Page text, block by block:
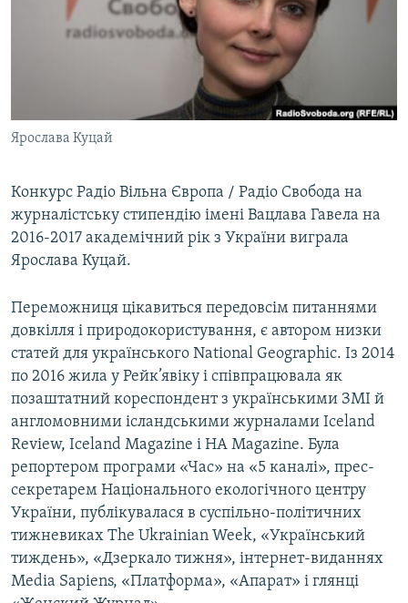
КРИМ РЕАЛІЇ
УКР
КТАТ
ДОЛУЧАЙСЯ!
Усі сайти RFE/RL
Ярослава Куцай
Конкурс Радіо Вільна Європа / Радіо Свобода на
журналістську стипендію імені Вацлава Гавела на
2016-2017 академічний рік з України виграла
Ярослава Куцай.
Переможниця цікавиться передовсім питаннями
довкілля і природокористування, є автором низки
статей для українського National Geographic. Із 2014
по 2016 жила у Рейк’явіку і співпрацювала як
позаштатний кореспондент з українськими ЗМІ й
англомовними ісландськими журналами Iceland
Review, Iceland Magazine і HA Magazine. Була
репортером програми «Час» на «5 каналі», прес-
секретарем Національного екологічного центру
України, публікувалася в суспільно-політичних
тижневиках The Ukrainian Week, «Український
тиждень», «Дзеркало тижня», інтернет-виданнях
Media Sapiens, «Платформа», «Апарат» і глянці